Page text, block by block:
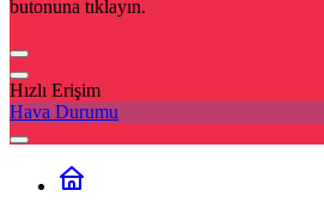
butonuna tıklayın.
Hızlı Erişim
Hava Durumu